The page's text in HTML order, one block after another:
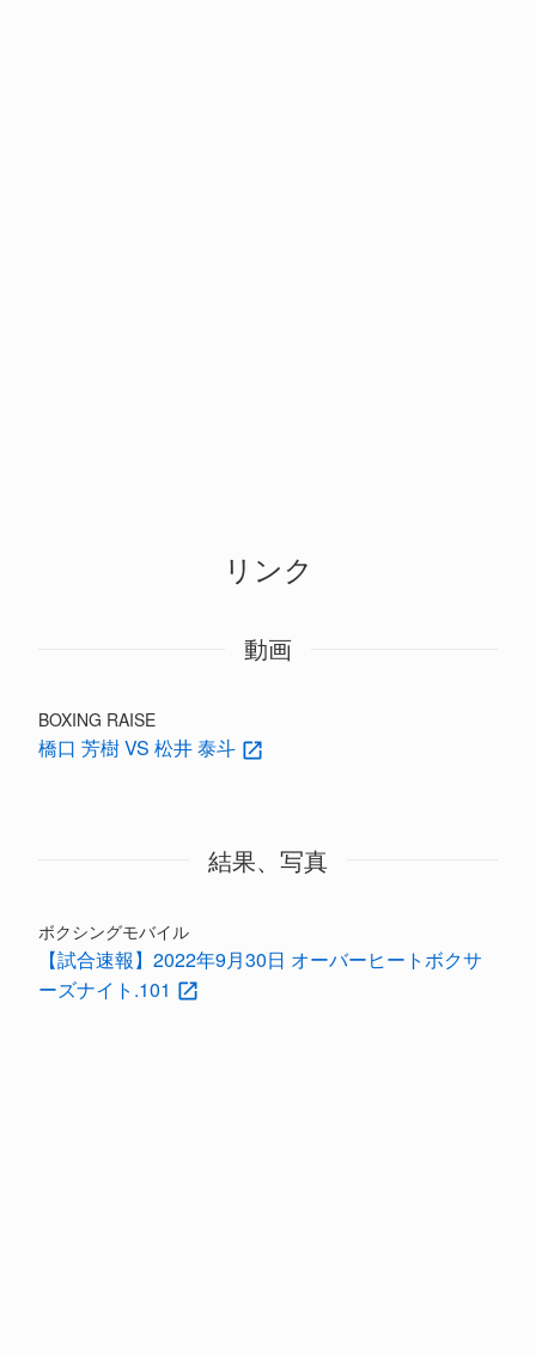
リンク
動画
BOXING RAISE
橋口 芳樹 VS 松井 泰斗
結果、写真
ボクシングモバイル
【試合速報】2022年9月30日 オーバーヒートボクサ
ーズナイト.101